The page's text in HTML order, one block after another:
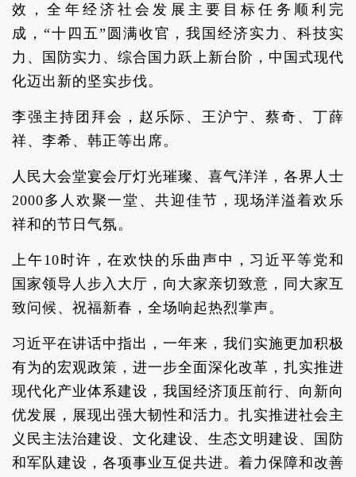
效，全年经济社会发展主要目标任务顺利完
成，“十四五”圆满收官，我国经济实力、科技实
力、国防实力、综合国力跃上新台阶，中国式现代
化迈出新的坚实步伐。
李强主持团拜会，赵乐际、王沪宁、蔡奇、丁薛
祥、李希、韩正等出席。
人民大会堂宴会厅灯光璀璨、喜气洋洋，各界人士
2000多人欢聚一堂、共迎佳节，现场洋溢着欢乐
祥和的节日气氛。
上午10时许，在欢快的乐曲声中，习近平等党和
国家领导人步入大厅，向大家亲切致意，同大家互
致问候、祝福新春，全场响起热烈掌声。
习近平在讲话中指出，一年来，我们实施更加积极
有为的宏观政策，进一步全面深化改革，扎实推进
现代化产业体系建设，我国经济顶压前行、向新向
优发展，展现出强大韧性和活力。扎实推进社会主
义民主法治建设、文化建设、生态文明建设、国防
和军队建设，各项事业互促共进。着力保障和改善